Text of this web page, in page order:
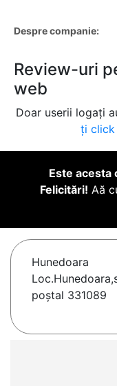
Despre companie:
Review-uri
web
Doar userii logați
ți click
Este acesta
Felicitări! Aă
Hunedoara
poștal 331089